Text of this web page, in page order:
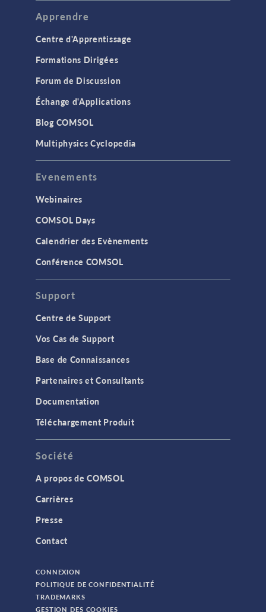
Apprendre
Centre d'Apprentissage
Formations Dirigées
Forum de Discussion
Échange d'Applications
Blog COMSOL
Multiphysics Cyclopedia
Evenements
Webinaires
COMSOL Days
Calendrier des Evènements
Conférence COMSOL
Support
Centre de Support
Vos Cas de Support
Base de Connaissances
Partenaires et Consultants
Documentation
Téléchargement Produit
Société
A propos de COMSOL
Carrières
Presse
Contact
CONNEXION
POLITIQUE DE CONFIDENTIALITÉ
TRADEMARKS
GESTION DES COOKIES